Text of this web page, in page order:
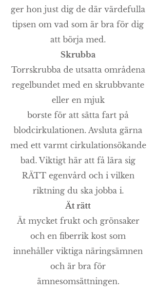
ger hon just dig de där värdefulla
tipsen om vad som är bra för dig
att börja med.
Skrubba
Torrskrubba de utsatta områdena
regelbundet med en skrubbvante
eller en mjuk
borste för att sätta fart på
blodcirkulationen. Avsluta gärna
med ett varmt cirkulationsökande
bad. Viktigt här att få lära sig
RÄTT egenvård och i vilken
riktning du ska jobba i.
Ät rätt
Ät mycket frukt och grönsaker
och en fiberrik kost som
innehåller viktiga näringsämnen
och är bra för
ämnesomsättningen.